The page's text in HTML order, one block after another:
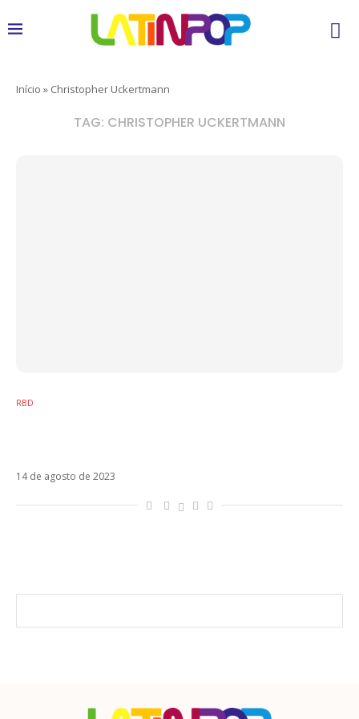
Início » Christopher Uckertmann
TAG: CHRISTOPHER UCKERTMANN
RBD
14 de agosto de 2023